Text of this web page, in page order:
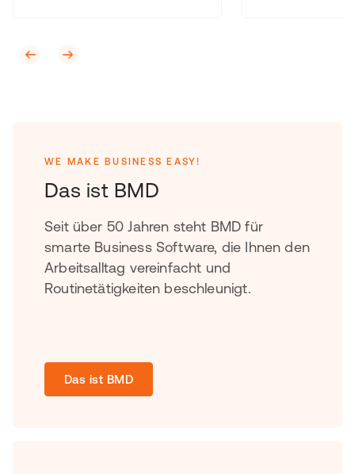
WE MAKE BUSINESS EASY!
Das ist BMD
Seit über 50 Jahren steht BMD für
smarte Business Software, die Ihnen den
Arbeitsalltag vereinfacht und
Routinetätigkeiten beschleunigt.
Das ist BMD